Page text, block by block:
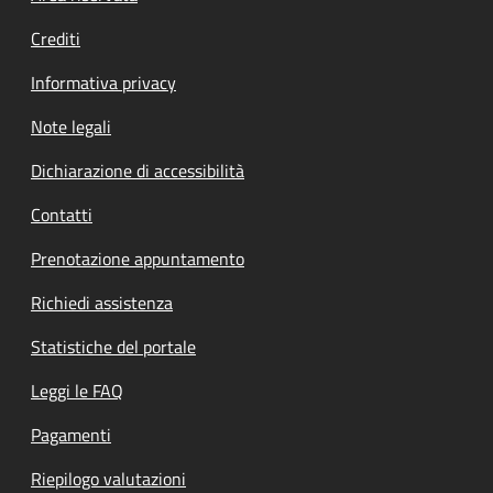
Crediti
Informativa privacy
Note legali
Dichiarazione di accessibilità
Contatti
Prenotazione appuntamento
Richiedi assistenza
Statistiche del portale
Leggi le FAQ
Pagamenti
Riepilogo valutazioni